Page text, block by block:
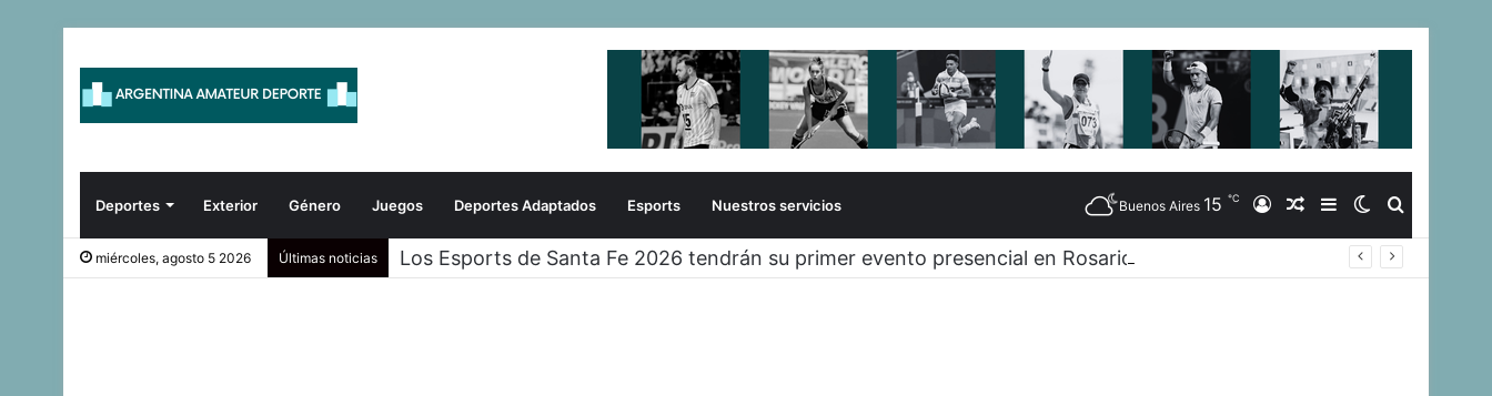
Deportes Exterior Género Juegos Deportes Adaptados Esports Nuestros servicios Buscar
Switch
skin
Barra
Lateral
Artículo
Aleatorio
Iniciar
Buenos Aires 15 ℃
miércoles, agosto 5 2026 Últimas noticias Los Esports de Santa Fe 2026 tendrán su primer evento presencial en Rosario